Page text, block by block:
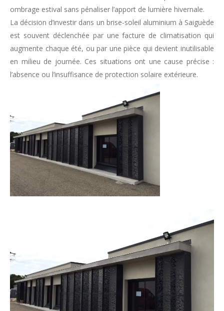
ombrage estival sans pénaliser l’apport de lumière hivernale.
La décision d’investir dans un brise-soleil aluminium à Saiguède
est souvent déclenchée par une facture de climatisation qui
augmente chaque été, ou par une pièce qui devient inutilisable
en milieu de journée. Ces situations ont une cause précise :
l’absence ou l’insuffisance de protection solaire extérieure.